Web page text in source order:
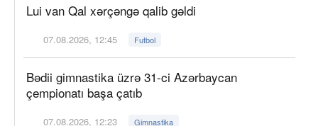
Lui van Qal xərçəngə qalib gəldi
07.08.2026, 12:45 Futbol
Bədii gimnastika üzrə 31-ci Azərbaycan
çempionatı başa çatıb
07.08.2026, 12:23 Gimnastika